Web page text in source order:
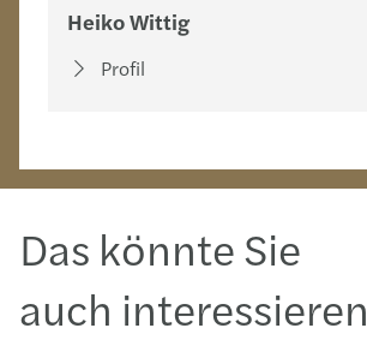
Heiko Wittig
Profil
Das könnte Sie
auch interessieren